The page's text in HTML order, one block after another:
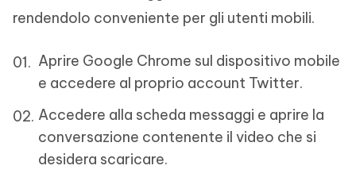
rendendolo conveniente per gli utenti mobili.
Aprire Google Chrome sul dispositivo mobile
e accedere al proprio account Twitter.
Accedere alla scheda messaggi e aprire la
conversazione contenente il video che si
desidera scaricare.